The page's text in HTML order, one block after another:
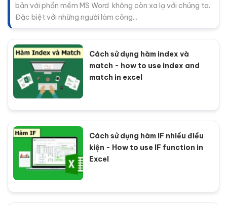
bản với phần mềm MS Word không còn xa lạ với chúng ta.
Đặc biệt với những người làm công...
Cách sử dụng hàm index và
match - how to use index and
match in excel
Cách sử dụng hàm IF nhiều điều
kiện - How to use IF function in
Excel